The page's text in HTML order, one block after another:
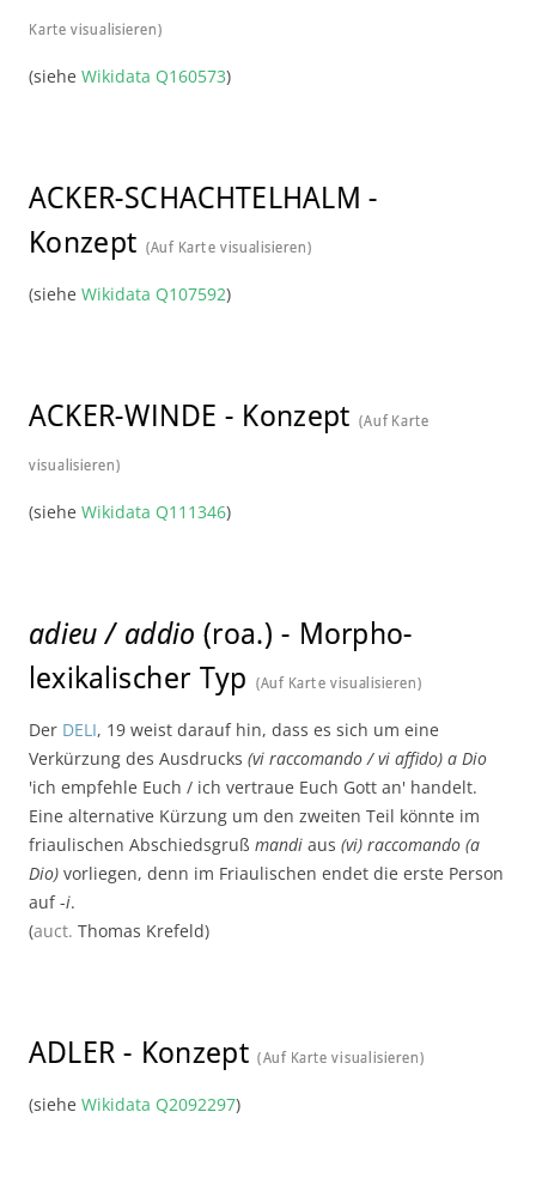
Karte visualisieren)
(siehe Wikidata Q160573)
ACKER-SCHACHTELHALM -
Konzept (Auf Karte visualisieren)
(siehe Wikidata Q107592)
ACKER-WINDE - Konzept (Auf Karte
visualisieren)
(siehe Wikidata Q111346)
adieu / addio (roa.) - Morpho-
lexikalischer Typ (Auf Karte visualisieren)
Der DELI, 19 weist darauf hin, dass es sich um eine
Verkürzung des Ausdrucks (vi raccomando / vi affido) a Dio
'ich empfehle Euch / ich vertraue Euch Gott an' handelt.
Eine alternative Kürzung um den zweiten Teil könnte im
friaulischen Abschiedsgruß mandi aus (vi) raccomando (a
Dio) vorliegen, denn im Friaulischen endet die erste Person
auf -i.
(auct. Thomas Krefeld)
ADLER - Konzept (Auf Karte visualisieren)
(siehe Wikidata Q2092297)